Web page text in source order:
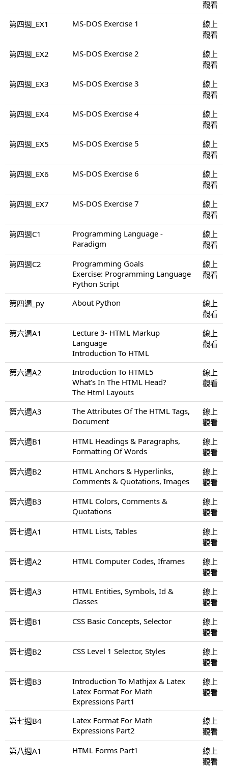
觀看
第四週_EX1
MS-DOS Exercise 1
線上
觀看
第四週_EX2
MS-DOS Exercise 2
線上
觀看
第四週_EX3
MS-DOS Exercise 3
線上
觀看
第四週_EX4
MS-DOS Exercise 4
線上
觀看
第四週_EX5
MS-DOS Exercise 5
線上
觀看
第四週_EX6
MS-DOS Exercise 6
線上
觀看
第四週_EX7
MS-DOS Exercise 7
線上
觀看
第四週C1
Programming Language -
Paradigm
線上
觀看
第四週C2
Programming Goals
Exercise: Programming Language
Python Script
線上
觀看
第四週_py About Python
線上
觀看
第六週A1
Lecture 3- HTML Markup
Language
Introduction To HTML
線上
觀看
第六週A2
Introduction To HTML5
What’s In The HTML Head?
The Html Layouts
線上
觀看
第六週A3
The Attributes Of The HTML Tags,
Document
線上
觀看
第六週B1
HTML Headings & Paragraphs,
Formatting Of Words
線上
觀看
第六週B2
HTML Anchors & Hyperlinks,
Comments & Quotations, Images
線上
觀看
第六週B3
HTML Colors, Comments &
Quotations
線上
觀看
第七週A1
HTML Lists, Tables
線上
觀看
第七週A2
HTML Computer Codes, Iframes
線上
觀看
第七週A3
HTML Entities, Symbols, Id &
Classes
線上
觀看
第七週B1
CSS Basic Concepts, Selector
線上
觀看
第七週B2
CSS Level 1 Selector, Styles
線上
觀看
第七週B3
Introduction To Mathjax & Latex
Latex Format For Math
Expressions Part1
線上
觀看
第七週B4
Latex Format For Math
Expressions Part2
線上
觀看
第八週A1
HTML Forms Part1
線上
觀看